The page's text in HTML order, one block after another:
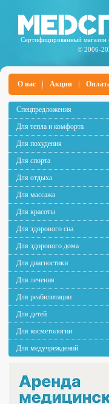
Сертифицированный магазин
© 2006-
О нас Акции
Спецпредложения
Для тепла и комфорта
Для похудения
Для спорта
Для отдыха
Для массажа
Для красоты
Для здорового сна
Для здорового дома
Для диагностики
Для лечения
Для реабилитации
Для детей
Для косметологии
Для медучреждений